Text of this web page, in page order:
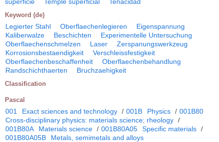
Keyword (de)
Legierter Stahl Oberflaechenlegieren
Eigenspannung
Kaliberwalze
Beschichten
Experimentelle Untersuchung
Oberflaechenschmelzen
Laser
Zerspanungswerkzeug
Korrosionsbestaendigkeit
Verschleissfestigkeit
Oberflaechenbeschaffenheit
Oberflaechenbehandlung
Randschichthaerten
Bruchzaehigkeit
Classification
Pascal
001 Exact sciences and technology / 001B Physics / 001B80
Cross-disciplinary physics: materials science; rheology /
001B80A
Materials science / 001B80A05 Specific materials /
001B80A05B
Metals, semimetals and alloys